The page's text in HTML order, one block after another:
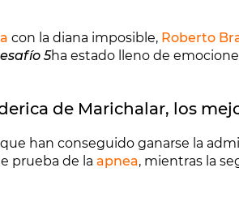
con la diana imposible, Roberto
5ha estado lleno de
de Marichalar, los
han conseguido ganarse la
prueba de la apnea, mientras la